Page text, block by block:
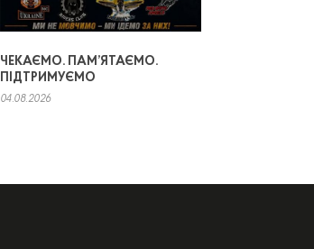
ЧЕКАЄМО. ПАМ’ЯТАЄМО.
ПІДТРИМУЄМО
04.08.2026